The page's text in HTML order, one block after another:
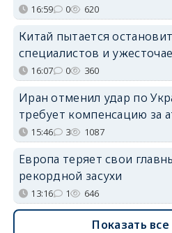
16:59 0 620
Китай пытается
специалистов и
16:07 0 360
Иран отменил удар по
требует компенсацию за
15:46 3 1087
Европа теряет свои
рекордной засухи
13:16 1 646
Показать